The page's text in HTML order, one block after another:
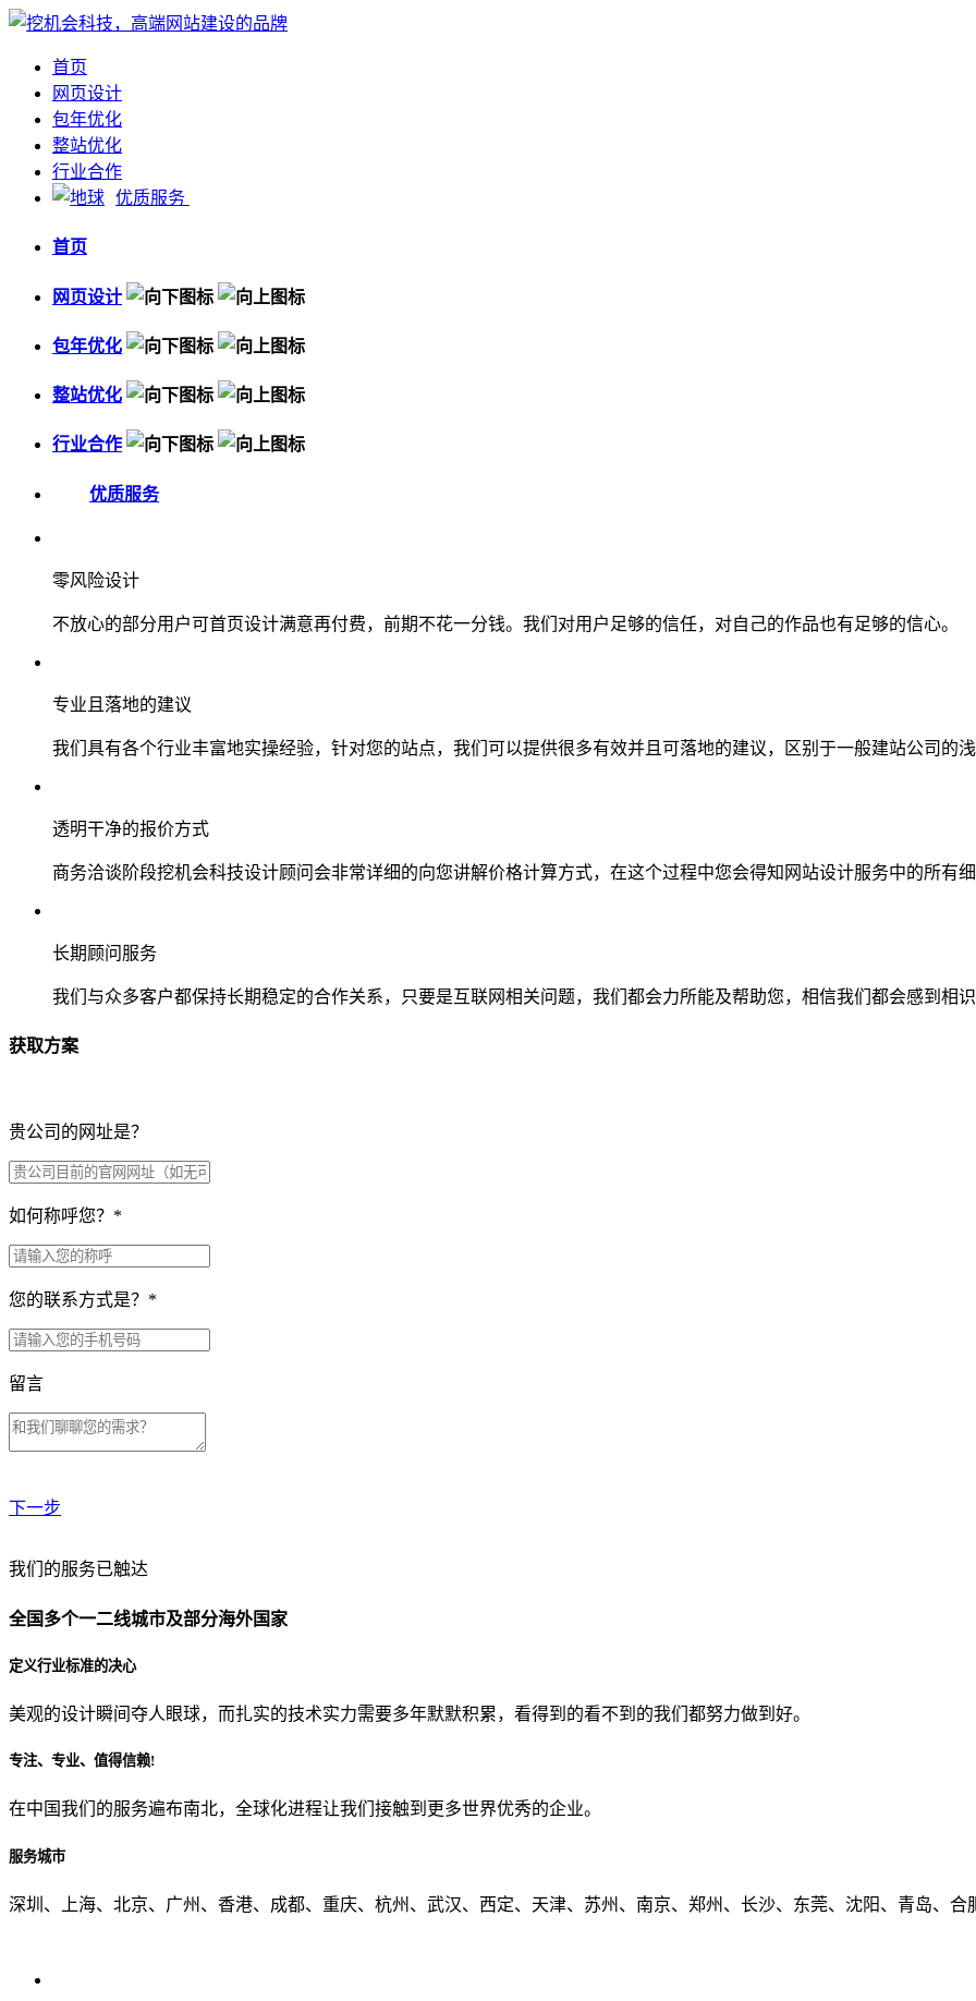
首页
网页设计
包年优化
整站优化
行业合作
优质服务
首页
网页设计
包年优化
整站优化
行业合作
优质服务
零风险设计
不放心的部分用户可首页设计满意再付费，前期不花一分钱。我们对用户足够的信任，对自己的作品也有足够的信心。
专业且落地的建议
我们具有各个行业丰富地实操经验，针对您的站点，我们可以提供很多有效并且可落地的建议，区别于一般建站公司的
透明干净的报价方式
商务洽谈阶段挖机会科技设计顾问会非常详细的向您讲解价格计算方式，在这个过程中您会得知网站设计服务中的所有
长期顾问服务
我们与众多客户都保持长期稳定的合作关系，只要是互联网相关问题，我们都会力所能及帮助您，相信我们都会感到相
获取方案
贵公司的网址是？
如何称呼您？ *
您的联系方式是？ *
留言
下一步
贵公司预算范围是？
贵公司的团队规模是？
从哪里了解到我们？
我们的服务已触达
全国多个一二线城市及部分海外国家
定义行业标准的决心
美观的设计瞬间夺人眼球，而扎实的技术实力需要多年默默积累，看得到的看不到的我们都努力做到好。
专注、专业、值得信赖!
在中国我们的服务遍布南北，全球化进程让我们接触到更多世界优秀的企业。
服务城市
深圳、上海、北京、广州、香港、成都、重庆、杭州、武汉、西定、天津、苏州、南京、郑州、长沙、东莞、沈阳、青岛、合